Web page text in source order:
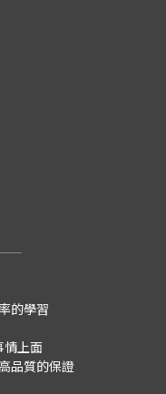
的學習
情上面
品質的保證